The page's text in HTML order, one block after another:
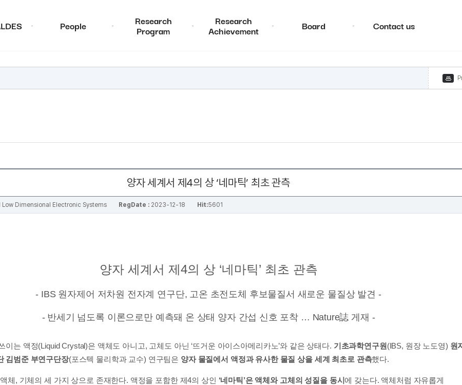
People Research
Program
Research
Achievement Board Contact us
양자 세계서 제4의 상 ‘네마틱’ 최초 관측
Dimensional Electronic Systems RegDate : 2023-12-18 Hit:5601
양자 세계서 제4의 상 ‘네마틱’ 최초 관측
- IBS 원자제어 저차원 전자계 연구단, 고온 초전도체 후보물질서 새로운 물질상 발견 -
- 반세기 넘도록 이론으로만 예측돼 온 상태 양자 간섭 신호 포착 … Nature誌 게재 -
이는 액정(Liquid Crystal)은 액체도 아니고, 고체도 아닌 ‘뜨거운 아이스아메리카노’와 같은 상태다. 기초과학연구원(IBS, 원장 노도영) 원
김범준 부연구단장(포스텍 물리학과 교수) 연구팀은 양자 물질에서 액정과 유사한 물질 상을 세계 최초로 관측했다.
체, 기체의 세 가지 상으로 존재한다. 액정을 포함한 제4의 상인 ‘네마틱’은 액체와 고체의 성질을 동시에 갖는다. 액체처럼 자유롭게